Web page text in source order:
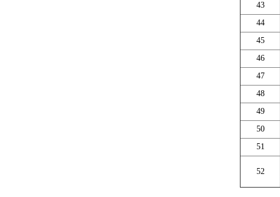
43
44
45
46
47
48
49
50
51
52